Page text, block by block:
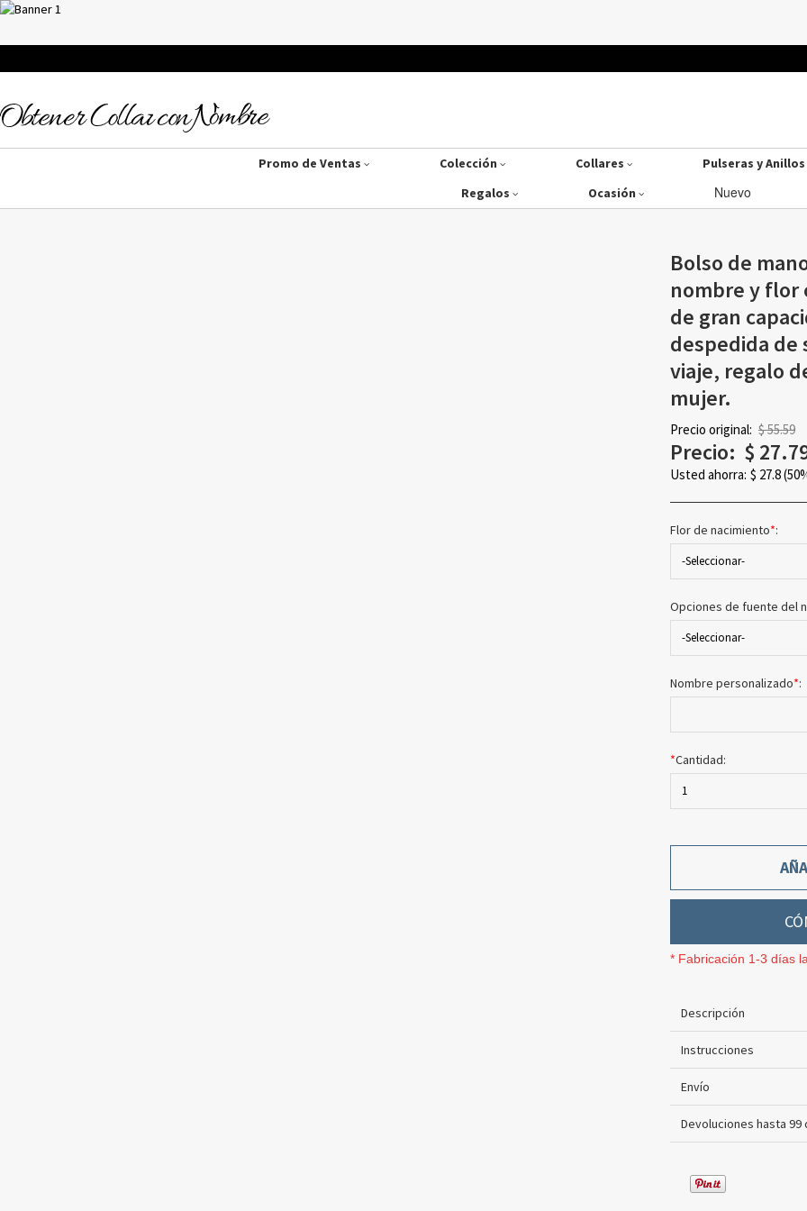
Promo de Ventas Colección Collares Pulseras y Anillos
Regalos
Ocasión Nuevo
Bolso de
nombre y flor
de gran
despedida de
viaje, regalo
mujer.
Precio original: $ 55.59
Precio: $
Usted ahorra: $ 27.8
Flor de nacimiento*:
-Seleccionar-
Opciones de fuente del
-Seleccionar-
Nombre personalizado*:
*Cantidad:
1
* Fabricación 1-3 días
Descripción
Instrucciones
Envío
Devoluciones hasta 99